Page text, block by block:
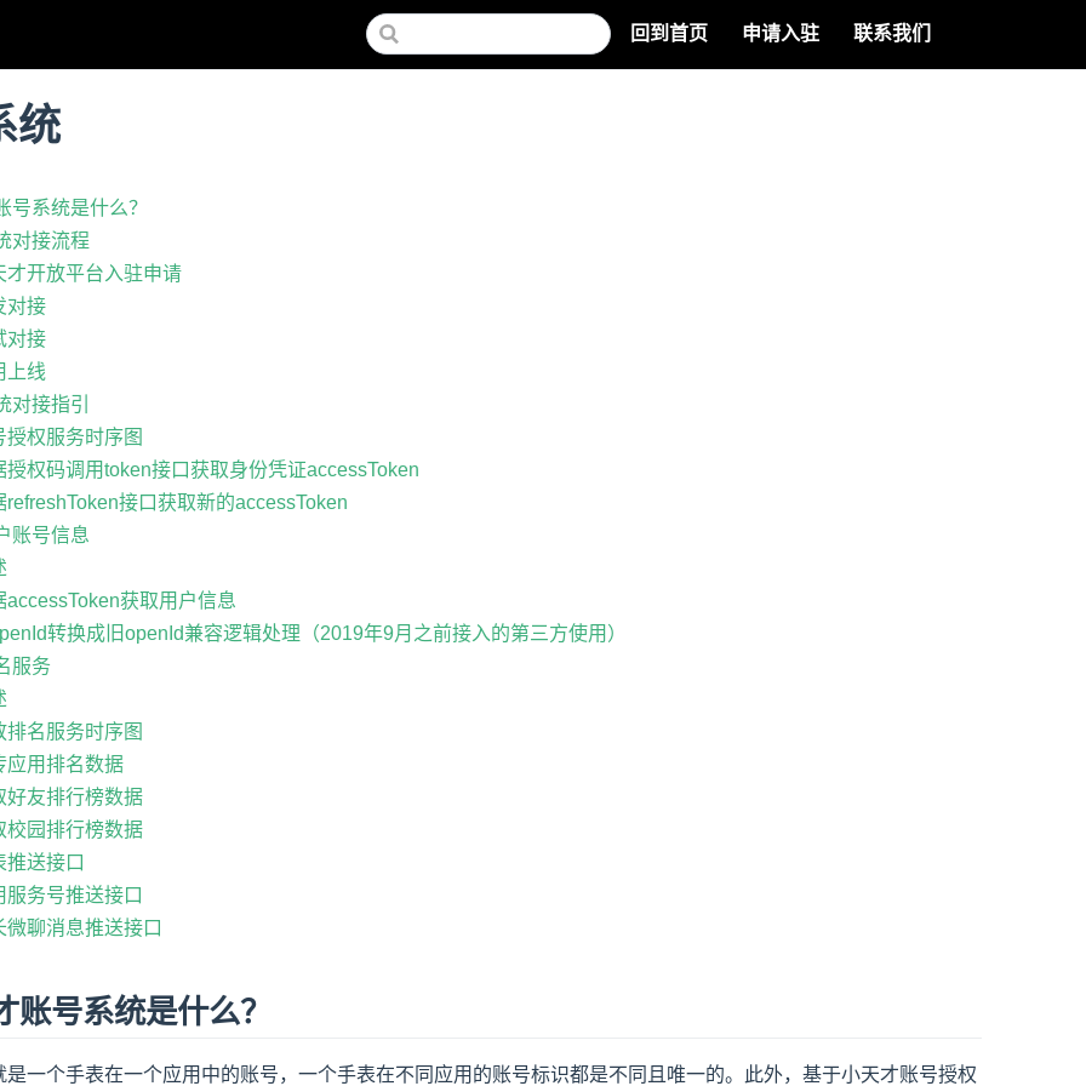
回到首页
申请入驻
联系我们
统
号系统是什么？
对接流程
才开放平台入驻申请
对接
对接
上线
对接指引
授权服务时序图
授权码调用token接口获取身份凭证accessToken
refreshToken接口获取新的accessToken
账号信息
accessToken获取用户信息
转换成旧openId兼容逻辑处理（2019年9月之前接入的第三方使用）
服务
排名服务时序图
应用排名数据
好友排行榜数据
校园排行榜数据
推送接口
服务号推送接口
微聊消息推送接口
账号系统是什么？
是一个手表在一个应用中的账号，一个手表在不同应用的账号标识都是不同且唯一的。此外，基于小天才账号授权